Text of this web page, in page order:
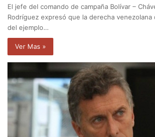
El jefe del comando de campaña Bolívar –
Rodríguez expresó que la derecha
del ejemplo…
Ver Mas »